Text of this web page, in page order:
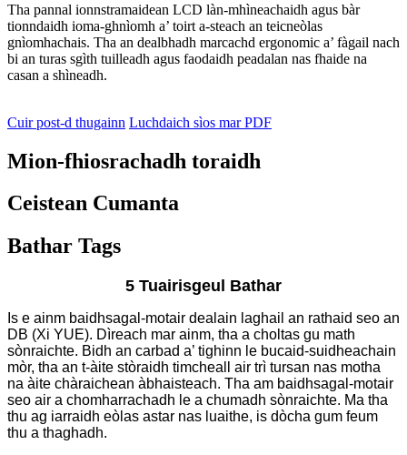
Tha pannal ionnstramaidean LCD làn-mhìneachaidh agus bàr
tionndaidh ioma-ghnìomh a’ toirt a-steach an teicneòlas
gnìomhachais. Tha an dealbhadh marcachd ergonomic a’ fàgail nach
bi an turas sgìth tuilleadh agus faodaidh peadalan nas fhaide na
casan a shìneadh.
Cuir post-d thugainn Luchdaich sìos mar PDF
Mion-fhiosrachadh toraidh
Ceistean Cumanta
Bathar Tags
5 Tuairisgeul Bathar
Is e ainm baidhsagal-motair dealain laghail an rathaid seo an
DB (Xi YUE). Dìreach mar ainm, tha a choltas gu math
sònraichte. Bidh an carbad a’ tighinn le bucaid-suidheachain
mòr, tha an t-àite stòraidh timcheall air trì tursan nas motha
na àite chàraichean àbhaisteach. Tha am baidhsagal-motair
seo air a chomharrachadh le a chumadh sònraichte. Ma tha
thu ag iarraidh eòlas astar nas luaithe, is dòcha gum feum
thu a thaghadh.